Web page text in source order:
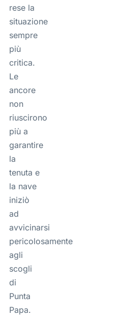
rese la
situazione
sempre
più
critica.
Le
ancore
non
riuscirono
più a
garantire
la
tenuta e
la nave
iniziò
ad
avvicinarsi
pericolosamente
agli
scogli
di
Punta
Papa.